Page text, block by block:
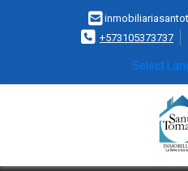
+573105373737
Select